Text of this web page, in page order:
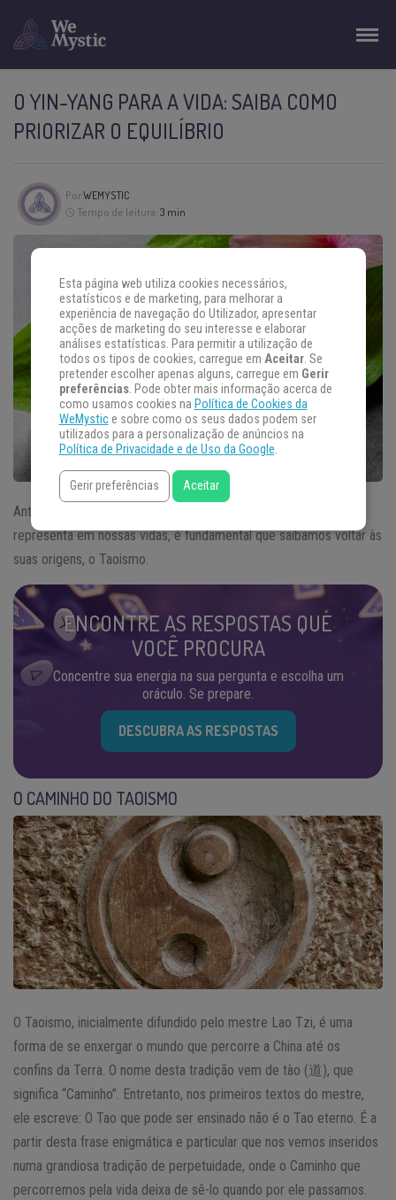
O YIN-YANG PARA A VIDA: SAIBA COMO
PRIORIZAR O EQUILÍBRIO
PorWEMYSTIC
Tempo de leitura: 3 min
Antes de descrevermos o conceito de
representa em nossas vidas, é fundamental que saibamos voltar às
suas origens, o Taoismo.
ENCONTRE AS RESPOSTAS QUE
VOCÊ PROCURA
Concentre sua energia na sua pergunta e escolha um
oráculo. Se prepare.
DESCUBRA AS RESPOSTAS
O CAMINHO DO TAOISMO
O Taoismo, inicialmente difundido pelo mestre Lao Tzi, é uma
forma de se enxergar o mundo que percorre a China até os
confins da Terra. O nome desta tradição vem de tào (道), que
significa “Caminho”. Entretanto, nos primeiros textos do mestre,
ele escreve: O Tao que pode ser ensinado não é o Tao eterno. É a
partir desta frase enigmática e particular que nos vemos inseridos
numa grandiosa tradição de perpetuidade, onde o Caminho que
percorremos pela vida deixa de sê-lo quando por ele passamos.
Esta página web utiliza cookies necessários,
estatísticos e de marketing, para melhorar a
experiência de navegação do Utilizador, apresentar
acções de marketing do seu interesse e elaborar
análises estatísticas. Para permitir a utilização de
todos os tipos de cookies, carregue em Aceitar. Se
pretender escolher apenas alguns, carregue em Gerir
preferências. Pode obter mais informação acerca de
como usamos cookies na Política de Cookies da
WeMystice sobre como os seus dados podem ser
utilizados para a personalização de anúncios na
Política de Privacidade e de Uso da Google.
Gerir preferências Aceitar